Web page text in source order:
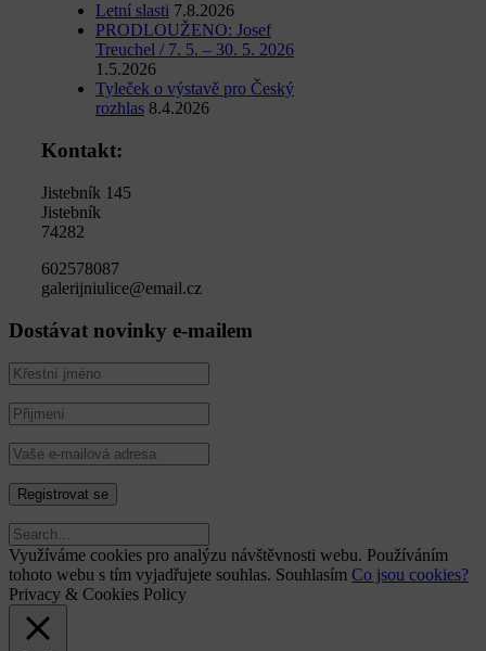
Letní slasti 7.8.2026
PRODLOUŽENO: Josef
Treuchel / 7. 5. – 30. 5. 2026
1.5.2026
Tyleček o výstavě pro Český
rozhlas 8.4.2026
Kontakt:
Jistebník 145
Jistebník
74282
602578087
galerijniulice@email.cz
Dostávat novinky e-mailem
Využíváme cookies pro analýzu návštěvnosti webu. Používáním
tohoto webu s tím vyjadřujete souhlas. Souhlasím Co jsou cookies?
Privacy & Cookies Policy